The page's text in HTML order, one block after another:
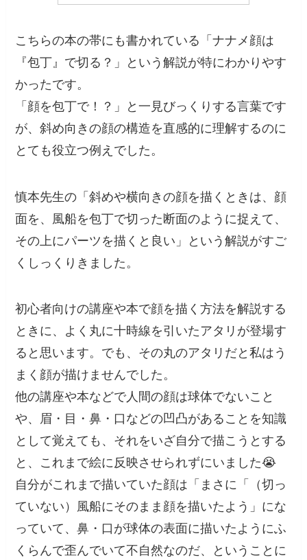
こちらの本の帯にも書かれている「ナナメ顔は
『包丁』で切る？」という解説が特にわかりやす
かったです。
「顔を包丁で！？」と一見びっくりする言葉です
が、斜め向きの顔の構造を直感的に理解するのに
とても役立つ例えでした。
慎本先生の「斜めや横向きの顔を描くときは、顔
面を、風船を包丁で切った断面のように捉えて、
その上にパーツを描くと良い」という解説がすご
くしっくりきました。
初心者向けの講座や本で顔を描く方法を解説する
ときに、よく丸に十時線を引いたアタリが登場す
ると思います。でも、その丸のアタリだと私はう
まく顔が描けませんでした。
他の講座や本などで人間の顔は球体でないこと
や、眉・目・鼻・口などの凹凸があることを知識
として覚えても、それをいざ自分で描こうとする
と、これまで絵に反映させられずにいました😭
自分がこれまで描いていた顔は「まさに「（切っ
ていない）風船にそのまま顔を描いたよう」にな
っていて、鼻・口が球体の表面に描いたようにふ
くらんで歪んでいて不自然なのだ、ということに